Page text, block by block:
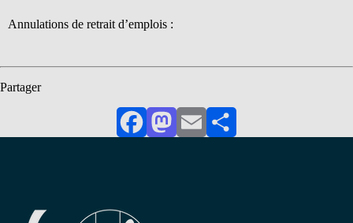
Annulations de retrait d’emplois :
Partager
FacebookMastodon
EmailPartager